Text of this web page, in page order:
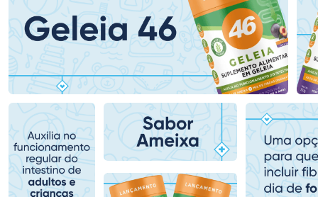
Ativar Desconto
Comprar sem Desconto
Por R$ 478,99/cada
Comprar sem Desconto
Por R$ 478,99/cada
Ativar Desconto
Comprar sem Desconto
Por R$ 118,99/cada
Comprar sem Desconto
Por R$ 118,99/cada